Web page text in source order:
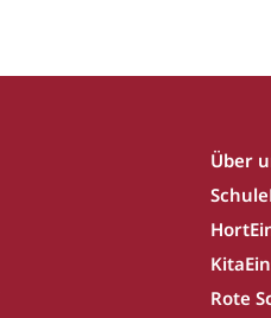
Über
Rote